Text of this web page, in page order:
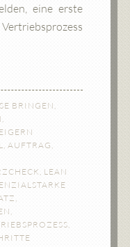
eine erste
BRINGEN
,
,
, AUFTRAG ,
, LEAN
,
,
,